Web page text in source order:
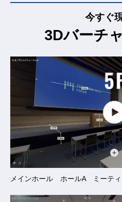
今すぐ
3Dバーチ
メインホール ホールA ミーティ